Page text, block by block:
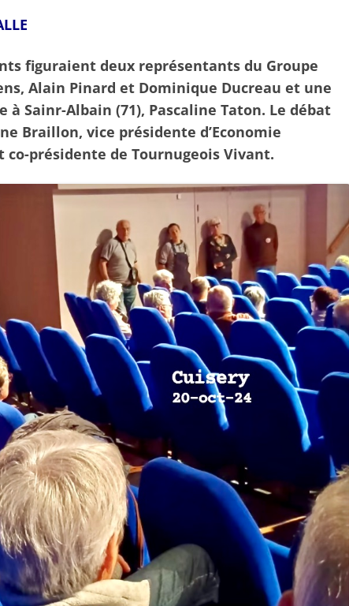
figuraient deux représentants du Groupe
Alain Pinard et Dominique Ducreau et une
Sainr-Albain (71), Pascaline Taton. Le débat
Braillon, vice présidente d’Economie
co-présidente de Tournugeois Vivant.